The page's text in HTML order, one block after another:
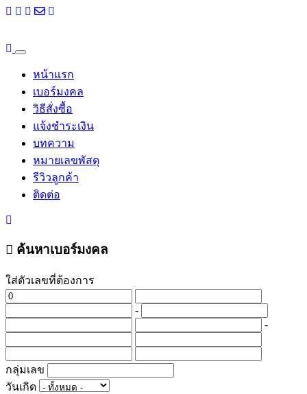
หน้าแรก
เบอร์มงคล
วิธีสั่งซื้อ
แจ้งชำระเงิน
บทความ
หมายเลขพัสดุ
รีวิวลูกค้า
ติดต่อ
ค้นหาเบอร์มงคล
ใส่ตัวเลขที่ต้องการ
-
-
กลุ่มเลข
วันเกิด